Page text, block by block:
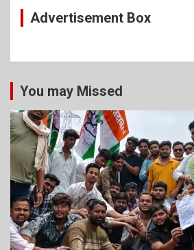
Advertisement Box
You may Missed